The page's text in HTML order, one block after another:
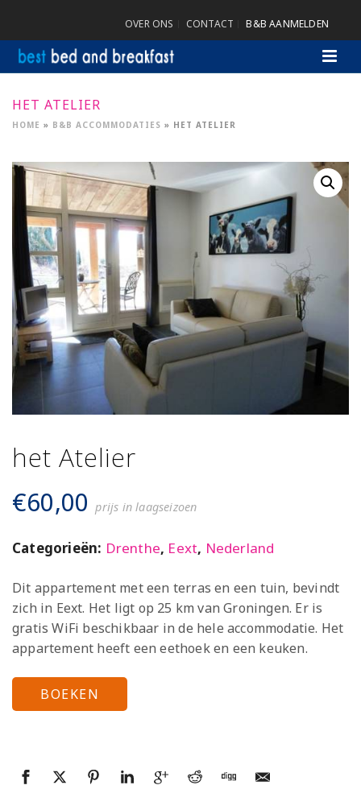
OVER ONS CONTACT B&B AANMELDEN
HET ATELIER
HOME » B&B ACCOMMODATIES » HET ATELIER
het Atelier
€60,00 prijs in laagseizoen
Categorieën: Drenthe, Eext, Nederland
Dit appartement met een terras en een tuin, bevindt
zich in Eext. Het ligt op 25 km van Groningen. Er is
gratis WiFi beschikbaar in de hele accommodatie. Het
appartement heeft een eethoek en een keuken.
BOEKEN